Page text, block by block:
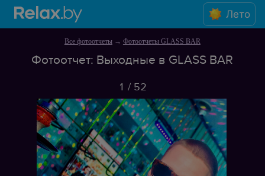
Лето
Все фотоотчеты→ Фотоотчеты GLASS BAR
Фотоотчет: Выходные в GLASS BAR
1 / 52